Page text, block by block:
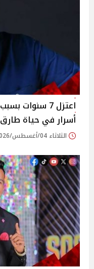
اعتزل 7 سنوات
أسرار في حياة طارق
الثلاثاء 04/أغسطس/2026 - 02:20 م